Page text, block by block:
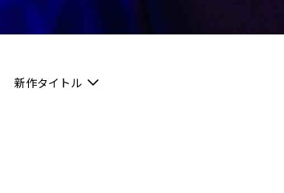
新作タイトル